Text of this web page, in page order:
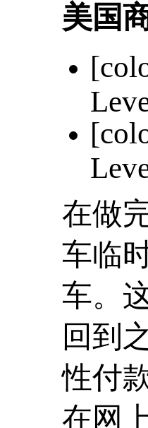
美国
在做
车临
车。
回到
性付
在网